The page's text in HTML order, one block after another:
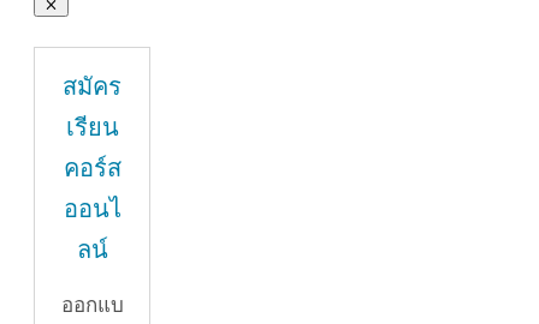
สมัคร
เรียน
คอร์ส
ออนไ
ลน์
ออกแบ